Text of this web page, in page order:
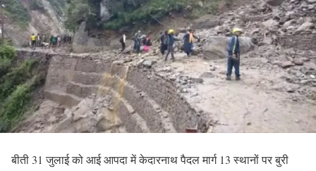
बीती 31 जुलाई को आई आपदा में केदारनाथ पैदल मार्ग 13 स्थानों पर बुरी